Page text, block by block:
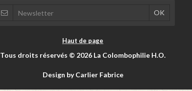
Haut de page
Tous droits réservés © 2026 La Colombophilie H.O.
Design by Carlier Fabrice